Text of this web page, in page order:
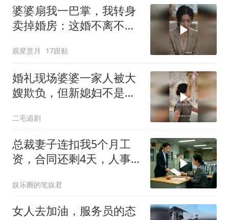
婆婆扇我一巴掌，我转身
卖掉婚房：这婚不离不
观星赏月 17跟贴
婚礼现场婆婆一家人被大
嫂欺负，但新媳妇不是好
二毛追剧
总裁妻子连扣我5个月工
资，合同还剩4天，人事
娱乐圈的笔娱君
女人去加油，服务员的态